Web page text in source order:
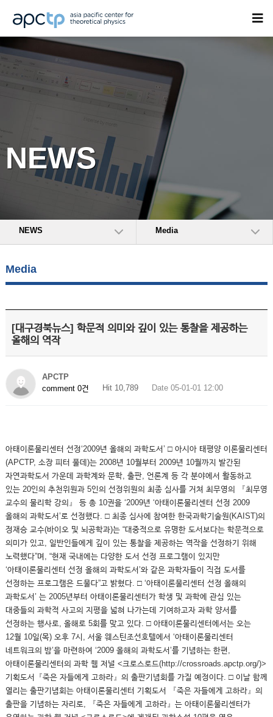
NEWS
NEWS Media
Media
[대구경북뉴스] 학문적 의미와 깊이 있는 통찰을 제공하는
올해의 역작
APCTP
comment 0건
Hit 10,789 Date 05-01-01 12:00
아태이론물리센터 선정‘2009년 올해의 과학도서’ □ 아시아 태평양 이론물리센터
(APCTP, 소장 피터 풀데)는 2008년 10월부터 2009년 10월까지 발간된
자연과학도서 가운데 과학계와 문학, 출판, 언론계 등 각 분야에서 활동하고
있는 20인의 추천위원과 5인의 선정위원의 최종 심사를 거쳐 최무영의 『최무영
교수의 물리학 강의』 등 총 10권을 ‘2009년 ‘아태이론물리센터 선정 2009
올해의 과학도서’로 선정했다. □ 최종 심사에 참여한 한국과학기술원(KAIST)의
정재승 교수(바이오 및 뇌공학과)는 “대중적으로 유명한 도서보다는 학문적으로
의미가 있고, 일반인들에게 깊이 있는 통찰을 제공하는 역작을 선정하기 위해
노력했다”며, “현재 국내에는 다양한 도서 선정 프로그램이 있지만
‘아태이론물리센터 선정 올해의 과학도서’와 같은 과학자들이 직접 도서를
선정하는 프로그램은 드물다”고 밝혔다. □ ‘아태이론물리센터 선정 올해의
과학도서’ 는 2005년부터 아태이론물리센터가 학생 및 과학에 관심 있는
대중들의 과학적 사고의 지평을 넓혀 나가는데 기여하고자 과학 양서를
선정하는 행사로, 올해로 5회를 맞고 있다. □ 아태이론물리센터에서는 오는
12월 10일(목) 오후 7시, 서울 웨스틴조선호텔에서 ‘아태이론물리센터
네트워크의 밤’을 마련하여 ‘2009 올해의 과학도서’를 기념하는 한편,
아태이론물리센터의 과학 웹 저널 <크로스로드(http://crossroads.apctp.org/)>
기획도서『죽은 자들에게 고하라』의 출판기념회를 가질 예정이다. □ 이날 함께
열리는 출판기념회는 아태이론물리센터 기획도서 『죽은 자들에게 고하라』의
출판을 기념하는 자리로, 『죽은 자들에게 고하라』는 아태이론물리센터가